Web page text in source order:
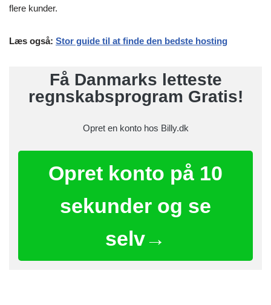
flere kunder.
Læs også: Stor guide til at finde den bedste hosting
Få Danmarks letteste
regnskabsprogram Gratis!
Opret en konto hos Billy.dk
Opret konto på 10
sekunder og se
selv→